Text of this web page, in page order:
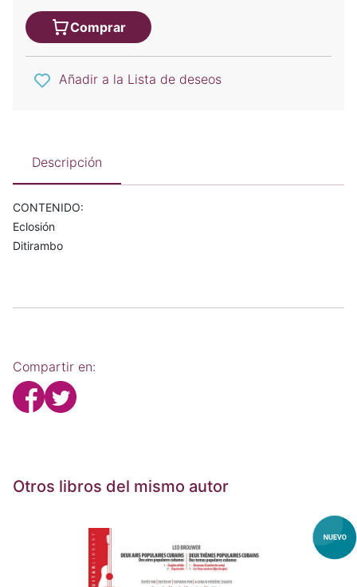
Comprar
Añadir a la Lista de deseos
Descripción
CONTENIDO:
Eclosión
Ditirambo
Compartir en:
Otros libros del mismo autor